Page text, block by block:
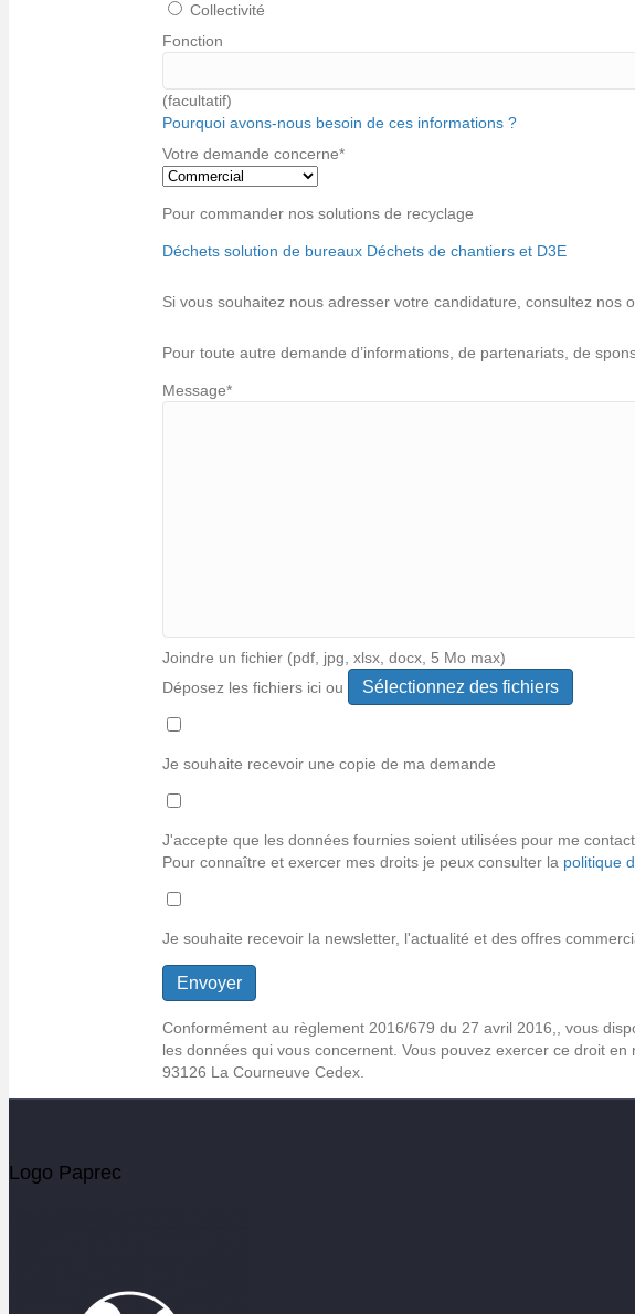
Collectivité
Fonction
(facultatif)
Pourquoi avons-nous besoin de ces informations ?
Votre demande concerne*
Pour commander nos solutions de recyclage
Déchets solution de bureaux Déchets de chantiers et D3E
Si vous souhaitez nous adresser votre candidature, consultez nos
Pour toute autre demande d’informations, de partenariats, de
Message*
Joindre un fichier (pdf, jpg, xlsx, docx, 5 Mo max)
Déposez les fichiers ici ou
Types
de
fichiers
pdf,
jpeg,
xlsx,
docx.
Je souhaite recevoir une copie de ma demande
J'accepte que les données fournies soient utilisées pour me
Pour connaître et exercer mes droits je peux consulter la politique
Je souhaite recevoir la newsletter, l'actualité et des offres
Conformément au règlement 2016/679 du 27 avril 2016,, vous
les données qui vous concernent. Vous pouvez exercer ce droit
93126 La Courneuve Cedex.
Logo Paprec